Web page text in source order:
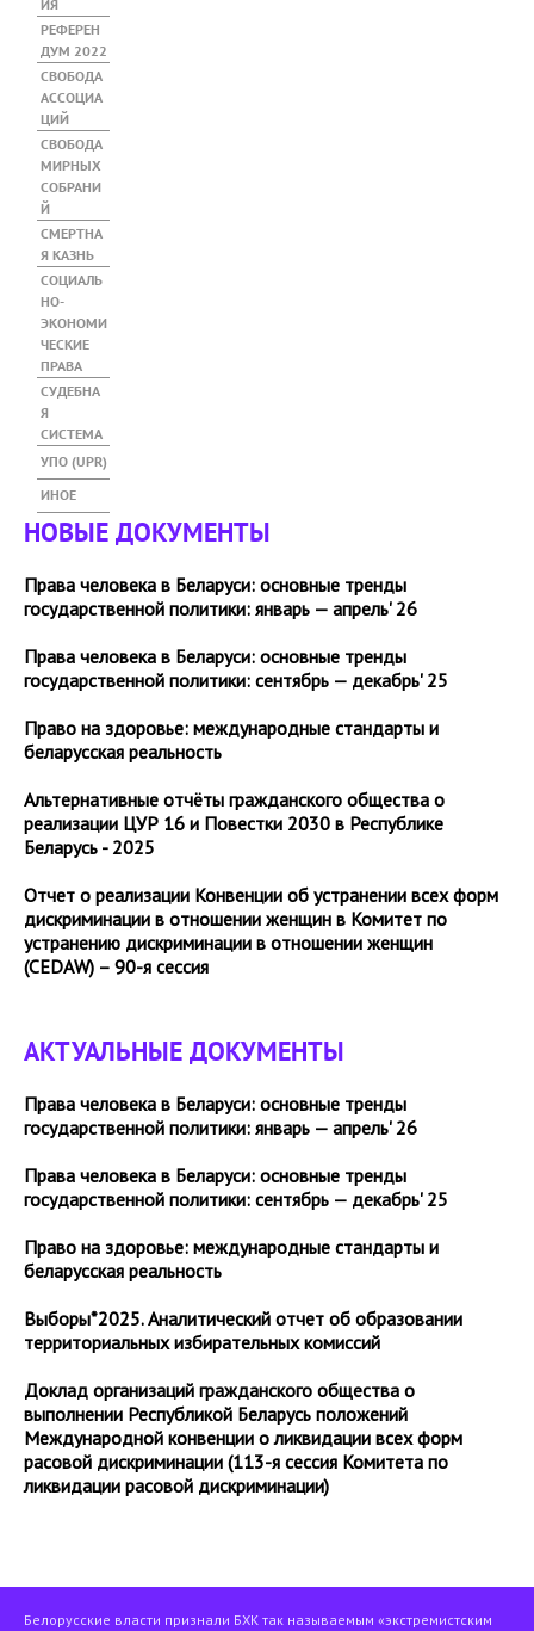
ИЯ
РЕФЕРЕН
ДУМ 2022
СВОБОДА
АССОЦИА
ЦИЙ
СВОБОДА
МИРНЫХ
СОБРАНИ
Й
СМЕРТНА
Я КАЗНЬ
СОЦИАЛЬ
НО-
ЭКОНОМИ
ЧЕСКИЕ
ПРАВА
СУДЕБНА
Я
СИСТЕМА
УПО (UPR)
ИНОЕ
НОВЫЕ ДОКУМЕНТЫ
Права человека в Беларуси: основные тренды
государственной политики: январь — апрель' 26
Права человека в Беларуси: основные тренды
государственной политики: сентябрь — декабрь' 25
Право на здоровье: международные стандарты и
беларусская реальность
Альтернативные отчёты гражданского общества о
реализации ЦУР 16 и Повестки 2030 в Республике
Беларусь - 2025
Отчет о реализации Конвенции об устранении всех форм
дискриминации в отношении женщин в Комитет по
устранению дискриминации в отношении женщин
(CEDAW) – 90-я сессия
АКТУАЛЬНЫЕ ДОКУМЕНТЫ
Права человека в Беларуси: основные тренды
государственной политики: январь — апрель' 26
Права человека в Беларуси: основные тренды
государственной политики: сентябрь — декабрь' 25
Право на здоровье: международные стандарты и
беларусская реальность
Выборы*2025. Аналитический отчет об образовании
территориальных избирательных комиссий
Доклад организаций гражданского общества о
выполнении Республикой Беларусь положений
Международной конвенции о ликвидации всех форм
расовой дискриминации (113-я сессия Комитета по
ликвидации расовой дискриминации)
Белорусские власти признали БХК так называемым «экстремистским